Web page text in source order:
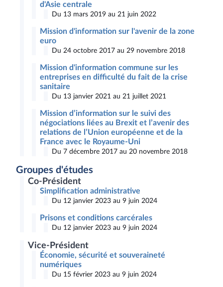
d'Asie centrale
Du 13 mars 2019 au 21 juin 2022
Mission d'information sur l'avenir de la zone
euro
Du 24 octobre 2017 au 29 novembre 2018
Mission d'information commune sur les
entreprises en difficulté du fait de la crise
sanitaire
Du 13 janvier 2021 au 21 juillet 2021
Mission d’information sur le suivi des
négociations liées au Brexit et l’avenir des
relations de l’Union européenne et de la
France avec le Royaume-Uni
Du 7 décembre 2017 au 20 novembre 2018
Groupes d'études
Co-Président
Simplification administrative
Du 12 janvier 2023 au 9 juin 2024
Prisons et conditions carcérales
Du 12 janvier 2023 au 9 juin 2024
Vice-Président
Économie, sécurité et souveraineté
numériques
Du 15 février 2023 au 9 juin 2024